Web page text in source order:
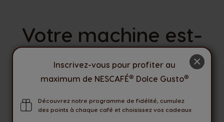
Votre machine est-
elle compatible avec
l'adaptateur NEO
Start® ?
×
Inscrivez-vous pour profiter au
maximum de NESCAFÉ® Dolce Gusto®
Découvrez notre programme de fidélité, cumulez
des points à chaque café et choisissez vos cadeaux